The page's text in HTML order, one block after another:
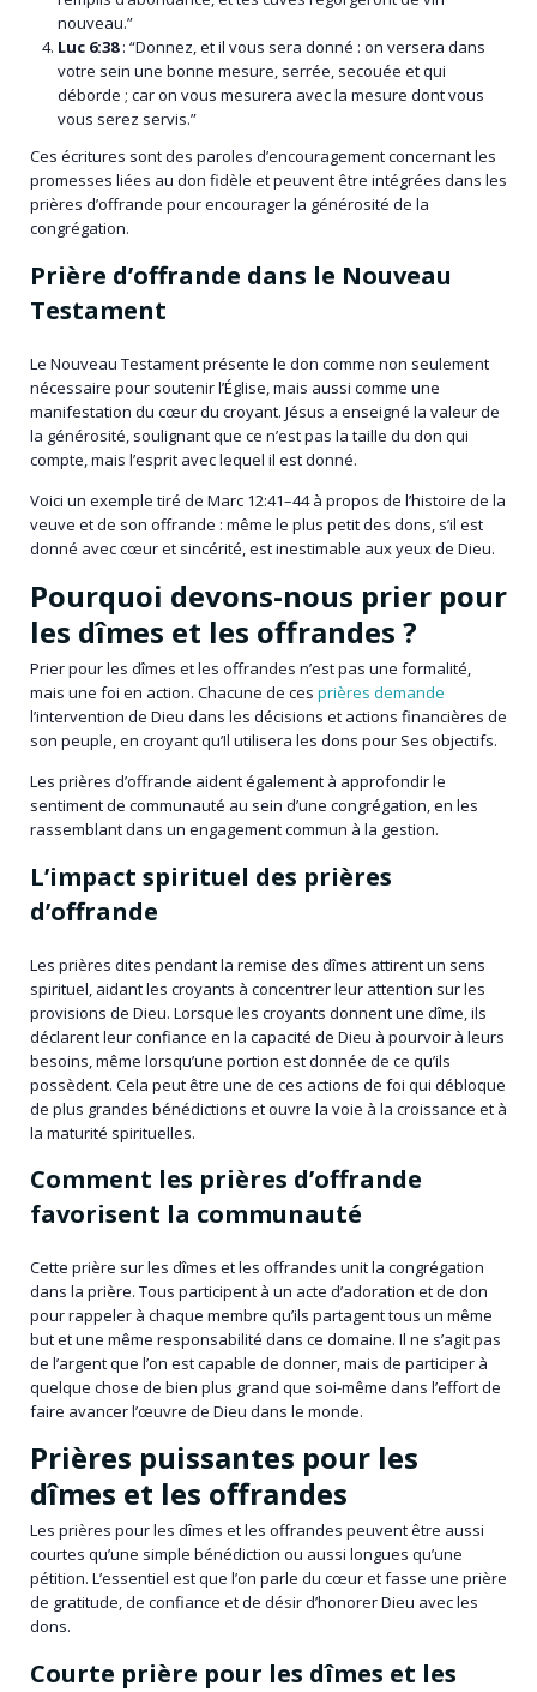
nouveau.”
Luc 6:38: “Donnez, et il vous sera donné : on versera dans
votre sein une bonne mesure, serrée, secouée et qui
déborde ; car on vous mesurera avec la mesure dont vous
vous serez servis.”
Ces écritures sont des paroles d’encouragement concernant les
promesses liées au don fidèle et peuvent être intégrées dans les
prières d’offrande pour encourager la générosité de la
congrégation.
Prière d’offrande dans le Nouveau
Testament
Le Nouveau Testament présente le don comme non seulement
nécessaire pour soutenir l’Église, mais aussi comme une
manifestation du cœur du croyant. Jésus a enseigné la valeur de
la générosité, soulignant que ce n’est pas la taille du don qui
compte, mais l’esprit avec lequel il est donné.
Voici un exemple tiré de Marc 12:41–44 à propos de l’histoire de la
veuve et de son offrande : même le plus petit des dons, s’il est
donné avec cœur et sincérité, est inestimable aux yeux de Dieu.
Pourquoi devons-nous prier pour
les dîmes et les offrandes ?
Prier pour les dîmes et les offrandes n’est pas une formalité,
mais une foi en action. Chacune de ces prières demande
l’intervention de Dieu dans les décisions et actions financières de
son peuple, en croyant qu’Il utilisera les dons pour Ses objectifs.
Les prières d’offrande aident également à approfondir le
sentiment de communauté au sein d’une congrégation, en les
rassemblant dans un engagement commun à la gestion.
L’impact spirituel des prières
d’offrande
Les prières dites pendant la remise des dîmes attirent un sens
spirituel, aidant les croyants à concentrer leur attention sur les
provisions de Dieu. Lorsque les croyants donnent une dîme, ils
déclarent leur confiance en la capacité de Dieu à pourvoir à leurs
besoins, même lorsqu’une portion est donnée de ce qu’ils
possèdent. Cela peut être une de ces actions de foi qui débloque
de plus grandes bénédictions et ouvre la voie à la croissance et à
la maturité spirituelles.
Comment les prières d’offrande
favorisent la communauté
Cette prière sur les dîmes et les offrandes unit la congrégation
dans la prière. Tous participent à un acte d’adoration et de don
pour rappeler à chaque membre qu’ils partagent tous un même
but et une même responsabilité dans ce domaine. Il ne s’agit pas
de l’argent que l’on est capable de donner, mais de participer à
quelque chose de bien plus grand que soi-même dans l’effort de
faire avancer l’œuvre de Dieu dans le monde.
Prières puissantes pour les
dîmes et les offrandes
Les prières pour les dîmes et les offrandes peuvent être aussi
courtes qu’une simple bénédiction ou aussi longues qu’une
pétition. L’essentiel est que l’on parle du cœur et fasse une prière
de gratitude, de confiance et de désir d’honorer Dieu avec les
dons.
Courte prière pour les dîmes et les